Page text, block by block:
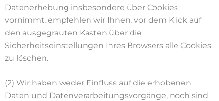
Datenerhebung insbesondere über Cookies
vornimmt, empfehlen wir Ihnen, vor dem Klick auf
den ausgegrauten Kasten über die
Sicherheitseinstellungen Ihres Browsers alle Cookies
zu löschen.
(2) Wir haben weder Einfluss auf die erhobenen
Daten und Datenverarbeitungsvorgänge, noch sind